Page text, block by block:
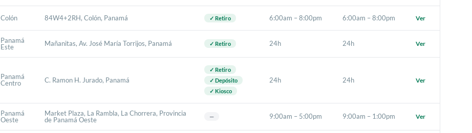
Colón 84W4+2RH, Colón, Panamá ✓ Retiro 6:00am – 8:00pm 6:00am – 8:00pm Ver
Panamá
Este
Mañanitas, Av. José María Torrijos, Panamá ✓ Retiro 24h 24h Ver
Panamá
Centro
C. Ramon H. Jurado, Panamá
✓ Retiro
✓ Depósito
✓ Kiosco
24h 24h Ver
Panamá
Oeste
Market Plaza, La Rambla, La Chorrera, Provincia
de Panamá Oeste
— 9:00am – 5:00pm 9:00am – 1:00pm Ver